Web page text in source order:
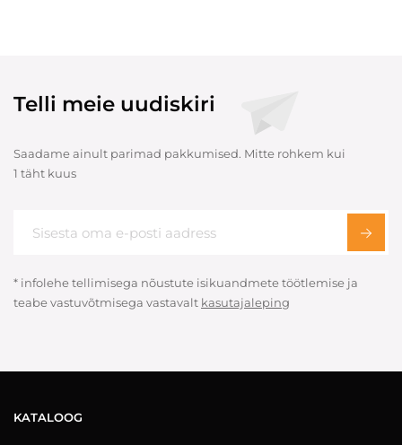
Telli meie uudiskiri
Saadame ainult parimad pakkumised. Mitte rohkem kui
1 täht kuus
* infolehe tellimisega nõustute isikuandmete töötlemise ja
teabe vastuvõtmisega vastavalt kasutajaleping
KATALOOG